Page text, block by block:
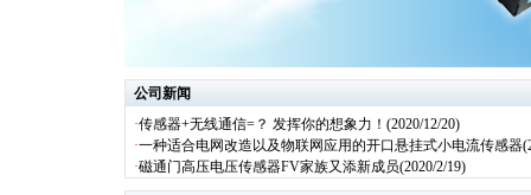
公司新闻
·传感器+无线通信=？ 发挥你的想象力！ (2020/12/20)
·一种适合电网改造以及物联网应用的开口悬挂式小电流传感器
·磁通门高压电压传感器FV家族又添新成员(2020/2/19)